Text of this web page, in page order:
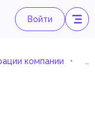
Войти
компании